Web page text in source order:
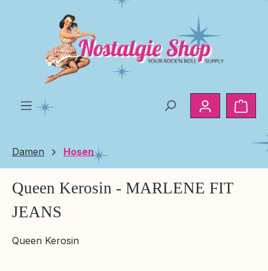
Zum Hauptinhalt springen
Damen Hosen
Queen Kerosin - MARLENE FIT
JEANS
Queen Kerosin